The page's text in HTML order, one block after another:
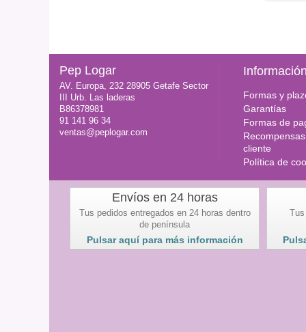
Pep Logar
AV. Europa, 232 28905 Getafe Sector
III Urb. Las laderas
B86378981
91 141 96 34
ventas@peplogar.com
Información
Formas y
Garantías
Formas de
cliente
Política de
Envíos en 24 horas
Tus pedidos entregados en 24 horas dentro
de península
Pulsar aquí para más información